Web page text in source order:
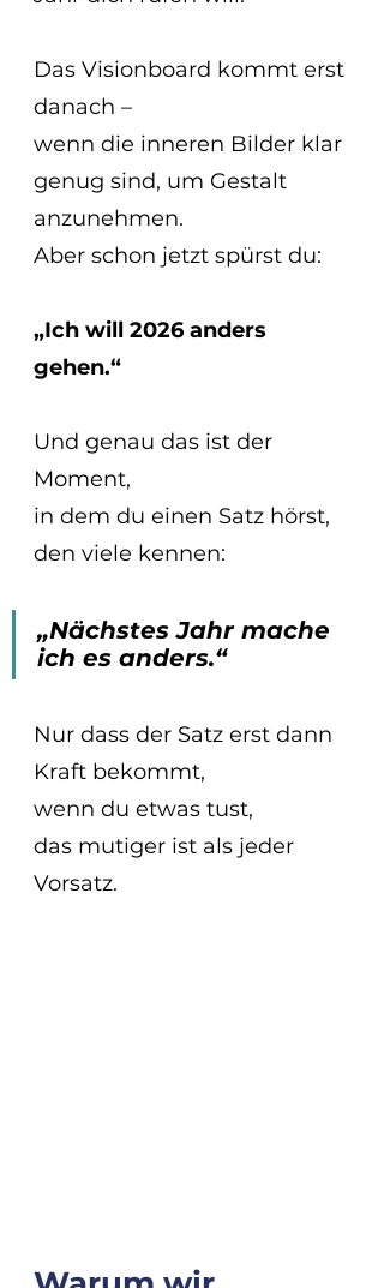
Das Visionboard kommt erst
danach –
wenn die inneren Bilder klar
genug sind, um Gestalt
anzunehmen.
Aber schon jetzt spürst du:
„Ich will 2026 anders
gehen.“
Und genau das ist der
Moment,
in dem du einen Satz hörst,
den viele kennen:
„Nächstes Jahr mache
ich es anders.“
Nur dass der Satz erst dann
Kraft bekommt,
wenn du etwas tust,
das mutiger ist als jeder
Vorsatz.